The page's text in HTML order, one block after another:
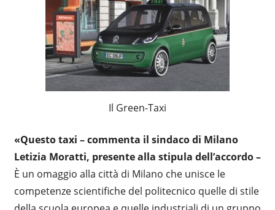
Il Green-Taxi
«Questo taxi – commenta il sindaco di Milano
Letizia Moratti, presente alla stipula dell’accordo –
È un omaggio alla città di Milano che unisce le
competenze scientifiche del politecnico quelle di stile